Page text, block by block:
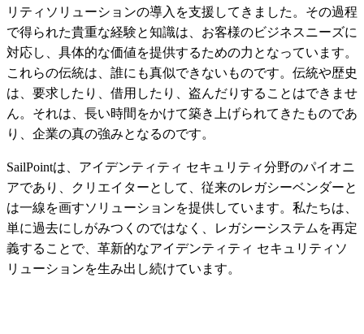
リティソリューションの導入を支援してきました。その過程
で得られた貴重な経験と知識は、お客様のビジネスニーズに
対応し、具体的な価値を提供するための力となっています。
これらの伝統は、誰にも真似できないものです。伝統や歴史
は、要求したり、借用したり、盗んだりすることはできませ
ん。それは、長い時間をかけて築き上げられてきたものであ
り、企業の真の強みとなるのです。
SailPointは、アイデンティティ セキュリティ分野のパイオニ
アであり、クリエイターとして、従来のレガシーベンダーと
は一線を画すソリューションを提供しています。私たちは、
単に過去にしがみつくのではなく、レガシーシステムを再定
義することで、革新的なアイデンティティ セキュリティソ
リューションを生み出し続けています。